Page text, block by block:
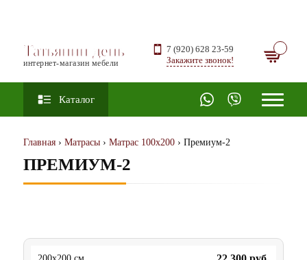
Татьянин день
интернет-магазин мебели
7 (920) 628 23-59
Закажите звонок!
Каталог
Главная › Матрасы › Матрас 100х200 › Премиум-2
ПРЕМИУМ-2